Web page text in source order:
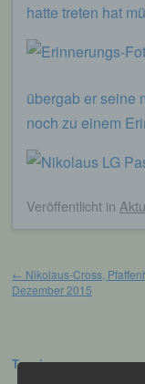
hatte treten hat
übergab er seine
noch zu einem
Veröffentlicht in
← Nikolaus-Cross,
Dezember 2015
Termine: